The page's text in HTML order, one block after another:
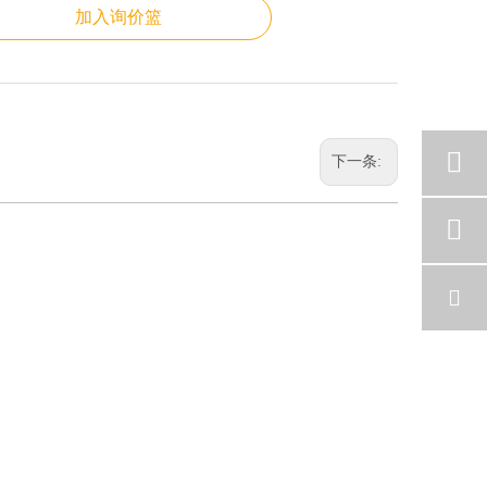
加入询价篮
下一条: